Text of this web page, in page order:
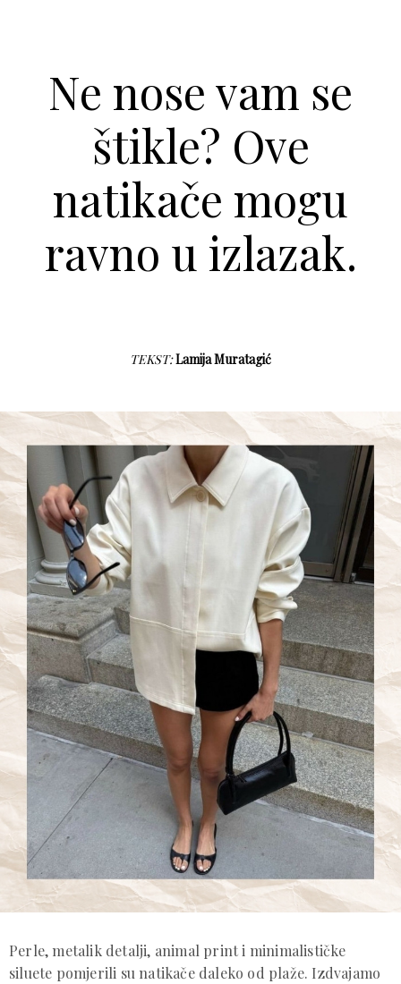
Ne nose vam se
štikle? Ove
natikače mogu
ravno u izlazak.
TEKST:Lamija Muratagić
Perle, metalik detalji, animal print i minimalističke
siluete pomjerili su natikače daleko od plaže. Izdvajamo